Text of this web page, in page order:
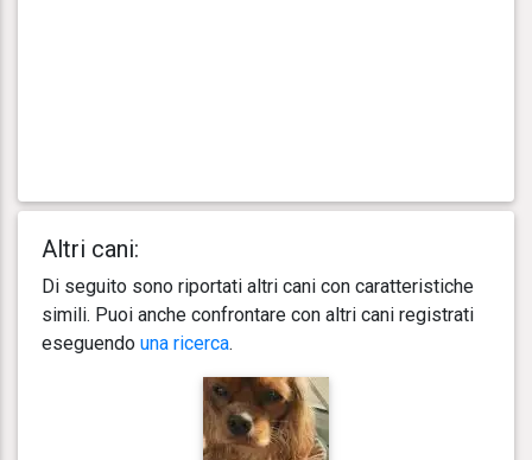
Altri cani:
Di seguito sono riportati altri cani con caratteristiche
simili. Puoi anche confrontare con altri cani registrati
eseguendo una ricerca.